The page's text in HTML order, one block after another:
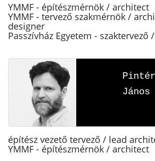
YMMF - építészmérnök / architect
YMMF - tervező szakmérnök /
designer
Passzívház Egyetem - szaktervező
Pintér
János
építész vezető tervező / lead
YMMF - építészmérnök / architect